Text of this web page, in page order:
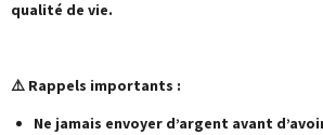
qualité de vie.
⚠️ Rappels importants :
Ne jamais envoyer d’argent avant